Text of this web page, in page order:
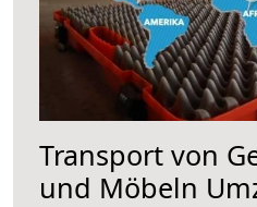
Transport von
und Möbeln